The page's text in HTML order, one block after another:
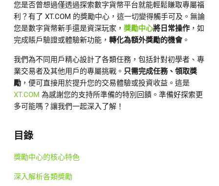
您是否曾想過僅透過探索數字貨幣平台就能輕鬆賺取專屬福
利？有了 XT.COM 的獎勵中心，這一切變得觸手可及。無論
您是數字貨幣新手還是資深玩家， 獎勵中心將日常操作 ，如
完成賬戶驗證或體驗新功能， 轉化為額外獎勵的機會。
我們為不同用戶精心設計了各類任務，包括針對初學者、專
業交易者及其他用戶的專屬挑戰。 只需完成任務、領取獎
勵 ，便可直接用於提升您的交易體驗或投資收益。這是
XT.COM 為感謝您的支持所準備的特別回饋。準備好探索更
多可能嗎？讓我們一起深入了解！
目錄
獎勵中心的核心特色
深入解析各類獎勵